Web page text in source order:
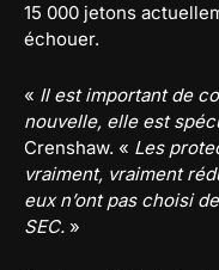
15 000 jetons
échouer.
« Il est important de
nouvelle, elle est
Crenshaw. « Les
vraiment, vraiment
eux n’ont pas choisi
SEC. »